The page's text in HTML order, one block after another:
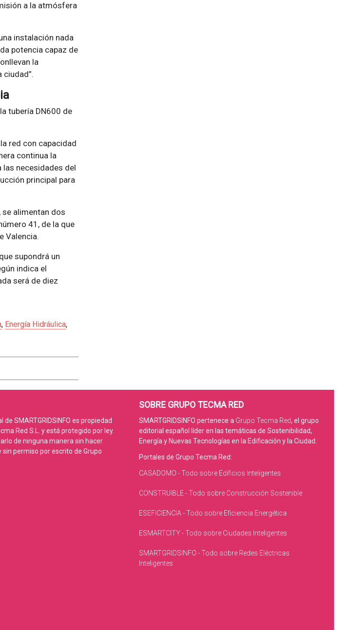
a la atmósfera
instalación nada
potencia capaz de
la
tubería DN600 de
red con capacidad
continua la
las necesidades del
principal para
se alimentan dos
41, de la que
Valencia.
supondrá un
indica el
será de diez
, Energía Hidráulica,
SMARTGRIDSINFO es propiedad
Red S.L. y está protegido por ley.
de ninguna manera sin hacer
permiso por escrito de Grupo
SOBRE GRUPO TECMA RED
SMARTGRIDSINFO pertenece a Grupo Tecma Red, el grupo
editorial español líder en las temáticas de Sostenibilidad,
Energía y Nuevas Tecnologías en la Edificación y la Ciudad.
Portales de Grupo Tecma Red:
CASADOMO - Todo sobre Edificios Inteligentes
CONSTRUIBLE - Todo sobre Construcción Sostenible
ESEFICIENCIA - Todo sobre Eficiencia Energética
ESMARTCITY - Todo sobre Ciudades Inteligentes
SMARTGRIDSINFO - Todo sobre Redes Eléctricas
Inteligentes